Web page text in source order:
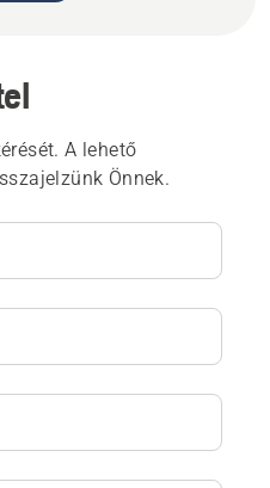
A lehető
Önnek.